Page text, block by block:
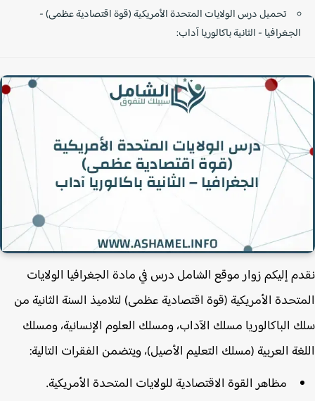
تحميل درس الولايات المتحدة الأمريكية (قوة اقتصادية عظمى) -
الجغرافيا - الثانية باكالوريا آداب:
إليكم زوار موقع الشامل درس في مادة الجغرافيا الولايات
الأمريكية (قوة اقتصادية عظمى) لتلاميذ السنة الثانية من
الباكالوريا مسلك الآداب، ومسلك العلوم الإنسانية، ومسلك
العربية (مسلك التعليم الأصيل)، ويتضمن الفقرات التالية:
مظاهر القوة الاقتصادية للولايات المتحدة الأمريكية.